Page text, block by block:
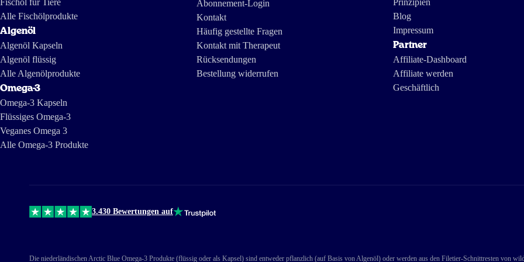
and IDL-Reporteros aus vor einigen Jahren und zeigt, wie Fischöl in Südamerika
hergestellt wird.
Alle Fischölprodukte
Algenöl
Algenöl Kapseln
Algenöl flüssig
Alle Algenölprodukte
Omega-3
Omega-3 Kapseln
Flüssiges Omega-3
Veganes Omega 3
Alle Omega-3 Produkte
Abonnement-Login
Kontakt
Häufig gestellte Fragen
Kontakt mit Therapeut
Rücksendungen
Bestellung widerrufen
Blog
Impressum
Partner
Affiliate-Dashboard
Affiliate werden
Geschäftlich
3.430 Bewertungen auf
Die niederländischen Arctic Blue Omega-3 Produkte (flüssig oder als Kapsel) sind entweder pflanzlich (auf Basis von Algenöl) oder werden aus den Filetier-Schnittresten von